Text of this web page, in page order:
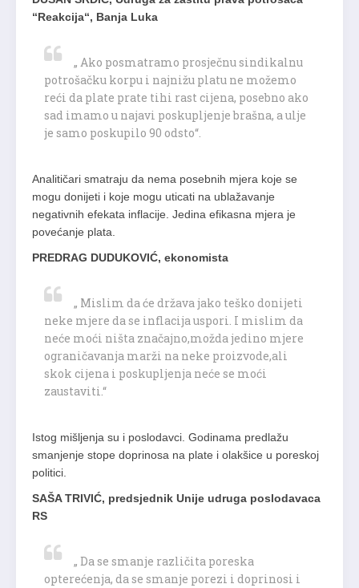
“Reakcija“, Banja Luka
„ Ako posmatramo prosječnu sindikalnu
potrošačku korpu i najnižu platu ne možemo
reći da plate prate tihi rast cijena, posebno ako
sad imamo u najavi poskupljenje brašna, a ulje
je samo poskupilo 90 odsto“.
Analitičari smatraju da nema posebnih mjera koje se
mogu donijeti i koje mogu uticati na ublažavanje
negativnih efekata inflacije. Jedina efikasna mjera je
povećanje plata.
PREDRAG DUDUKOVIĆ, ekonomista
„ Mislim da će država jako teško donijeti
neke mjere da se inflacija uspori. I mislim da
neće moći ništa značajno,možda jedino mjere
ograničavanja marži na neke proizvode,ali
skok cijena i poskupljenja neće se moći
zaustaviti.“
Istog mišljenja su i poslodavci. Godinama predlažu
smanjenje stope doprinosa na plate i olakšice u poreskoj
politici.
SAŠA TRIVIĆ, predsjednik Unije udruga poslodavaca
RS
„ Da se smanje različita poreska
opterećenja, da se smanje porezi i doprinosi i